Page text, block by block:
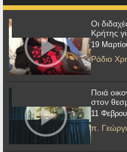
Οι
Κρήτης
19
Ράδιο
Ποιά
στον
11
π.